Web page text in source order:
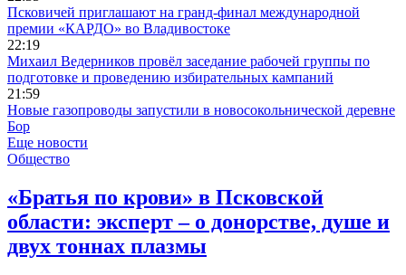
Псковичей приглашают на гранд‑финал международной
премии «КАРДО» во Владивостоке
22:19
Михаил Ведерников провёл заседание рабочей группы по
подготовке и проведению избирательных кампаний
21:59
Новые газопроводы запустили в новосокольнической деревне
Бор
Еще новости
Общество
«Братья по крови» в Псковской
области: эксперт – о донорстве, душе и
двух тоннах плазмы